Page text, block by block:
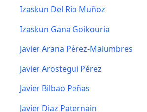
Izaskun Del Rio Muñoz
Izaskun Gana Goikouria
Javier Arana Pérez-Malumbres
Javier Arostegui Pérez
Javier Bilbao Peñas
Javier Diaz Paternain